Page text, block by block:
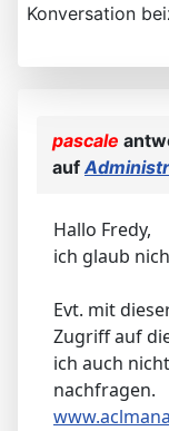
Konversation
pascale
auf
Hallo Fredy,
ich glaub
Evt. mit
Zugriff auf
ich auch
nachfragen.